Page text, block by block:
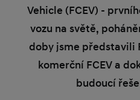
Vehicle (FCEV) -
vozu na světě,
doby jsme představili
komerční FCEV a
budoucí